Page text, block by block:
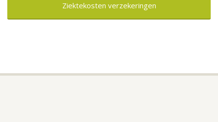
Ziektekosten verzekeringen